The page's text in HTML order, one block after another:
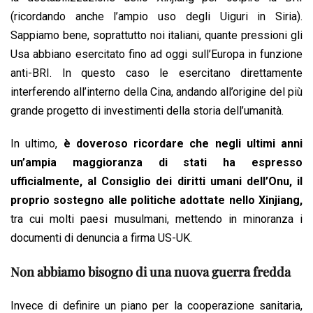
(ricordando anche l’ampio uso degli Uiguri in Siria).
Sappiamo bene, soprattutto noi italiani, quante pressioni gli
Usa abbiano esercitato fino ad oggi sull’Europa in funzione
anti-BRI. In questo caso le esercitano direttamente
interferendo all’interno della Cina, andando all’origine del più
grande progetto di investimenti della storia dell’umanità.
In ultimo, è doveroso ricordare che negli ultimi anni
un’ampia maggioranza di stati ha espresso
ufficialmente, al Consiglio dei diritti umani dell’Onu, il
proprio sostegno alle politiche adottate nello Xinjiang,
tra cui molti paesi musulmani, mettendo in minoranza i
documenti di denuncia a firma US-UK.
Non abbiamo bisogno di una nuova guerra fredda
Invece di definire un piano per la cooperazione sanitaria,